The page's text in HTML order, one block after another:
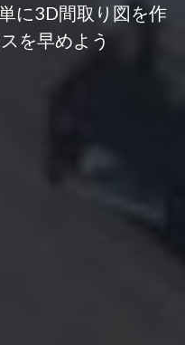
に3D間取り図を作
を早めよう